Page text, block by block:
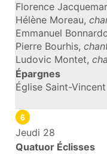
Florence
Hélène Moreau,
Emmanuel
Pierre Bourhis,
Ludovic Montet,
Épargnes
Église Saint-Vincent
6
Jeudi 28
Quatuor Éclisses